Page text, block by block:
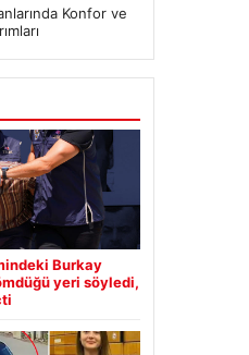
Konfor ve
Burkay
yeri söyledi,